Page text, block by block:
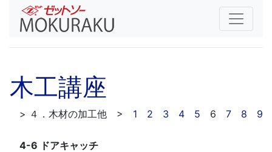
木工講座
> ４．木材の加工他 > 1 2 3 4 5 6 7 8 9
4-6 ドアキャッチ